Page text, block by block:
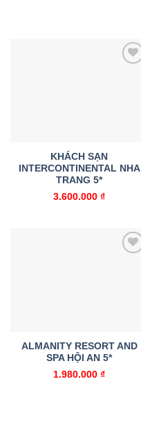
KHÁCH SẠN
INTERCONTINENTAL NHA
TRANG 5*
3.600.000 ₫
ALMANITY RESORT AND
SPA HỘI AN 5*
1.980.000 ₫